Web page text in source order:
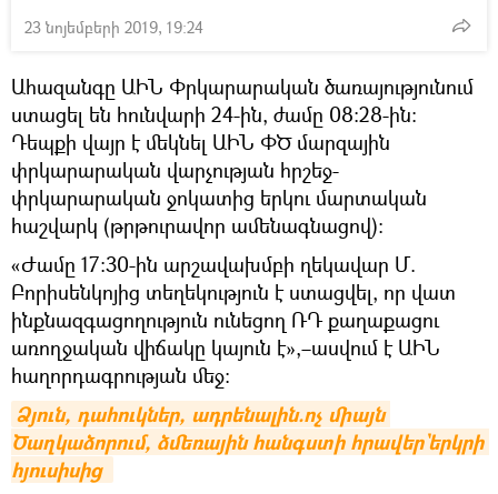
23 նոյեմբերի 2019, 19:24
Ահազանգը ԱԻՆ Փրկարարական ծառայությունում
ստացել են հունվարի 24-ին, ժամը 08:28-ին։
Դեպքի վայր է մեկնել ԱԻՆ ՓԾ մարզային
փրկարարական վարչության հրշեջ-
փրկարարական ջոկատից երկու մարտական
հաշվարկ (թրթուրավոր ամենագնացով):
«Ժամը 17:30-ին արշավախմբի ղեկավար Մ.
Բորիսենկոյից տեղեկություն է ստացվել, որ վատ
ինքնազգացողություն ունեցող ՌԴ քաղաքացու
առողջական վիճակը կայուն է»,–ասվում է ԱԻՆ
հաղորդագրության մեջ:
Ձյուն, դահուկներ, ադրենալին.ոչ միայն
Ծաղկաձորում, ձմեռային հանգստի հրավեր`երկրի
հյուսիսից